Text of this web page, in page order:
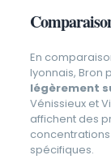
En
lyonnais, Bron
légèrement
Vénissieux et
affichent des
spécifiques.